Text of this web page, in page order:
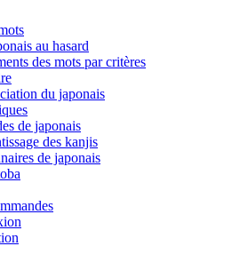
au hasard
des mots par critères
du japonais
de japonais
des kanjis
de japonais